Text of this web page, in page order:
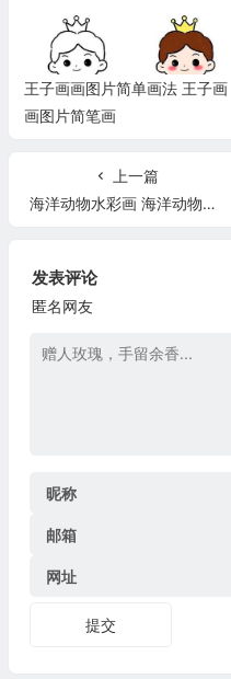
王子画画图片简单画法 王子画
画图片简笔画
上一篇
海洋动物水彩画 海洋动物水彩画怎么画
发表评论
匿名网友
昵称
邮箱
网址
提交